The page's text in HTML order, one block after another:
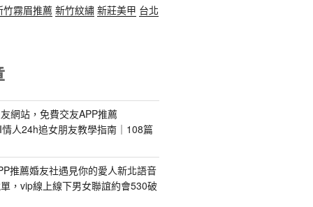
竹霧眉推薦 新竹紋繡 新莊美甲 台北
網站，免費交友APP推薦
人24h追女朋友教學指南｜108篇
推薦婚友社遇見你的愛人新北語音
，vip線上線下男女聯誼約會530破